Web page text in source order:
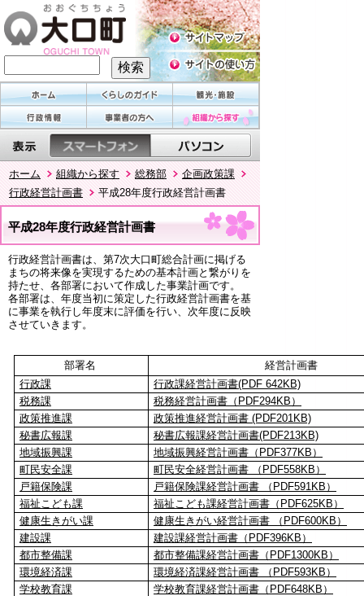
ホーム 組織から探す 総務部
企画政策課
行政経営計画書
平成28年度行政経営計画書
平成28年度行政経営計画書
行政経営計画書は、第7次大口町総合計画に掲げる
まちの将来像を実現するための基本計画と繋がりを
持たせ、各部署において作成した事業計画です。
各部署は、年度当初に策定した行政経営計画書を基
に事業を執行し年度末に評価を行い、次年度に反映
させていきます。
部署名
経営計画書
行政課
行政課経営計画書(PDF 642KB)
税務課
税務経営計画書（PDF294KB）
政策推進課
政策推進経営計画書 (PDF201KB)
秘書広報課
秘書広報課経営計画書(PDF213KB)
地域振興課
地域振興経営計画書（PDF377KB）
町民安全課
町民安全経営計画書 （PDF558KB）
戸籍保険課
戸籍保険課経営計画書 （PDF591KB）
福祉こども課
福祉こども課経営計画書（PDF625KB）
健康生きがい課
健康生きがい経営計画書 （PDF600KB）
建設課
建設課経営計画書（PDF396KB）
都市整備課
都市整備課経営計画書（PDF1300KB）
環境経済課
環境経済課経営計画書 （PDF593KB）
学校教育課
学校教育課経営計画書（PDF648KB）